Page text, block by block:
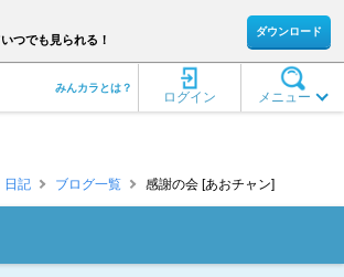
つでも見られる！
ダウンロード
メニュー
ログイン
みんカラとは？
日記 ブログ一覧 感謝の会 [あおチャン]